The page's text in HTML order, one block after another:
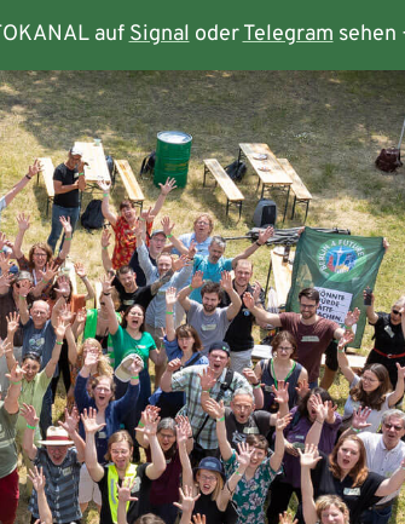
aufSignaloderTelegramsehen